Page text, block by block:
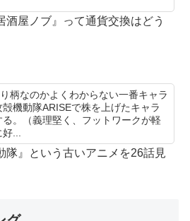
酒屋ノブ』って通貨交換はどう
柄なのかよくわからない一番キャラ
機動隊ARISEで株を上げたキャラ
。（義理堅く、フットワークが軽
好...
隊』という古いアニメを26話見